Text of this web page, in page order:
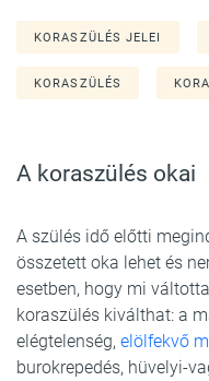
KORASZÜLÉS JELEI
KORASZÜLÉS
A koraszülés okai
A szülés idő előtti
összetett oka lehet és
esetben, hogy mi
koraszülés kiválthat: a
elégtelenség, elölfekvő
burokrepedés, hüvelyi-